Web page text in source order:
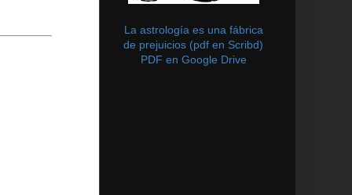
La astrología es una fábrica
de prejuicios (pdf en Scribd)
PDF en Google Drive